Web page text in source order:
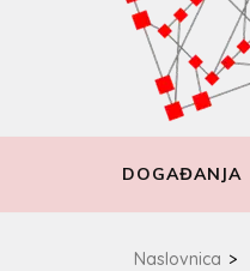
DOGAĐANJA
Naslovnica >